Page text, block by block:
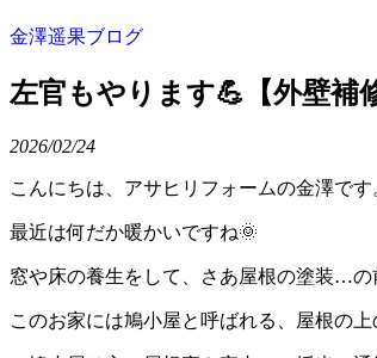
金澤遥果ブログ
左官もやります💪【外壁補
2026/02/24
こんにちは、アサヒリフォームの金澤です
最近は何だか暖かいですね🌞
窓や床の養生をして、さあ屋根の塗装…の
このお家には鳩小屋と呼ばれる、屋根の上